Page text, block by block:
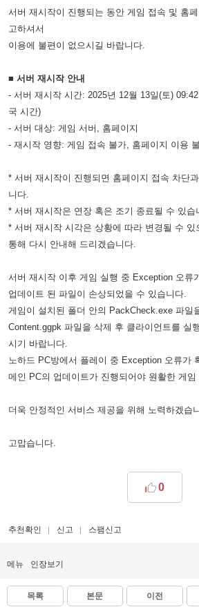
서버 재시작이 진행되는 동안 게임 접속 및 홈
고하셔서
이용에 불편이 없으시길 바랍니다.
■ 서버 재시작 안내
- 서버 재시작 시간: 2025년 12월 13일(토)
국 시간)
- 서버 대상: 게임 서버, 홈페이지
- 재시작 영향: 게임 접속 불가, 홈페이지 이용
* 서버 재시작이 진행되면 홈페이지 접속 차단
니다.
* 서버 재시작은 연장 혹은 조기 종료될 수 있습
* 서버 재시작 시각은 상황에 따라 변경될 수
통해 다시 안내해 드리겠습니다.
서버 재시작 이후 게임 실행 중 Exception 오류
업데이트 된 파일이 손상되었을 수 있습니다.
게임이 설치된 폴더 안의 PackCheck.exe 파일
Content.ggpk 파일을 삭제 후 클라이언트를 실
시기 바랍니다.
노하드 PC방에서 플레이 중 Exception 오류가
메인 PC의 업데이트가 진행되어야 원활한 게
더욱 안정적인 서비스 제공을 위해 노력하겠습
고맙습니다.
0
추천확인 신고 스팸신고
메뉴 인장보기
목록 본문 이전